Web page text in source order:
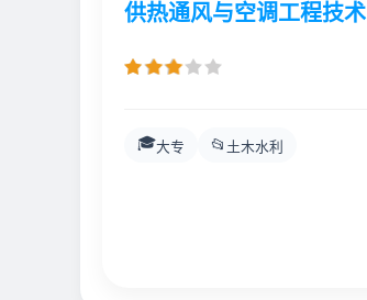
供热通风与空调工程技术
🎓大专 📂 土木水利